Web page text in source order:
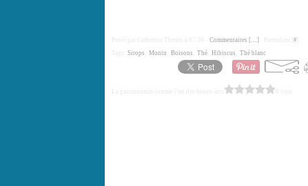
Posté par Catherine Thenes à 07:36 - Commentaires […] - Permalien [ #
Sirops Monin Boisons Thé Hibiscus Thé blanc
La gastronomie comme l'un des beaux-arts